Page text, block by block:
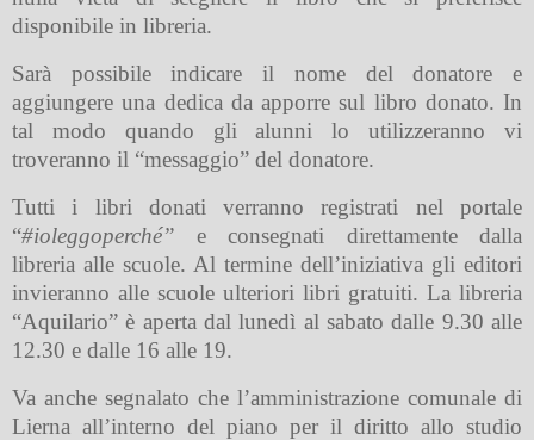
disponibile in libreria.
Sarà possibile indicare il nome del donatore e
aggiungere una dedica da apporre sul libro donato. In
tal modo quando gli alunni lo utilizzeranno vi
troveranno il “messaggio” del donatore.
Tutti i libri donati verranno registrati nel portale
“#ioleggoperché”
e consegnati direttamente dalla
libreria alle scuole. Al termine dell’iniziativa gli editori
invieranno alle scuole ulteriori libri gratuiti. La libreria
“Aquilario” è aperta dal lunedì al sabato dalle 9.30 alle
12.30 e dalle 16 alle 19.
Va anche segnalato che l’amministrazione comunale di
Lierna all’interno del piano per il diritto allo studio